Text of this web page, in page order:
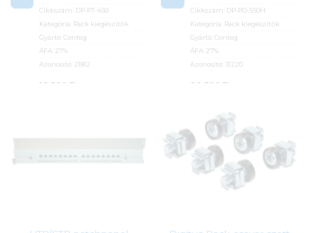
Cikkszám: DP-PT-450
Kategória: Rack kiegészítők
Gyártó:Conteg
ÁFA: 27%
Azonosító: 21812
18 390 Ft
Cikkszám: DP-PO-550H
Kategória: Rack kiegészítők
Gyártó: Conteg
ÁFA: 27%
Azonosító: 31220
28 590 Ft